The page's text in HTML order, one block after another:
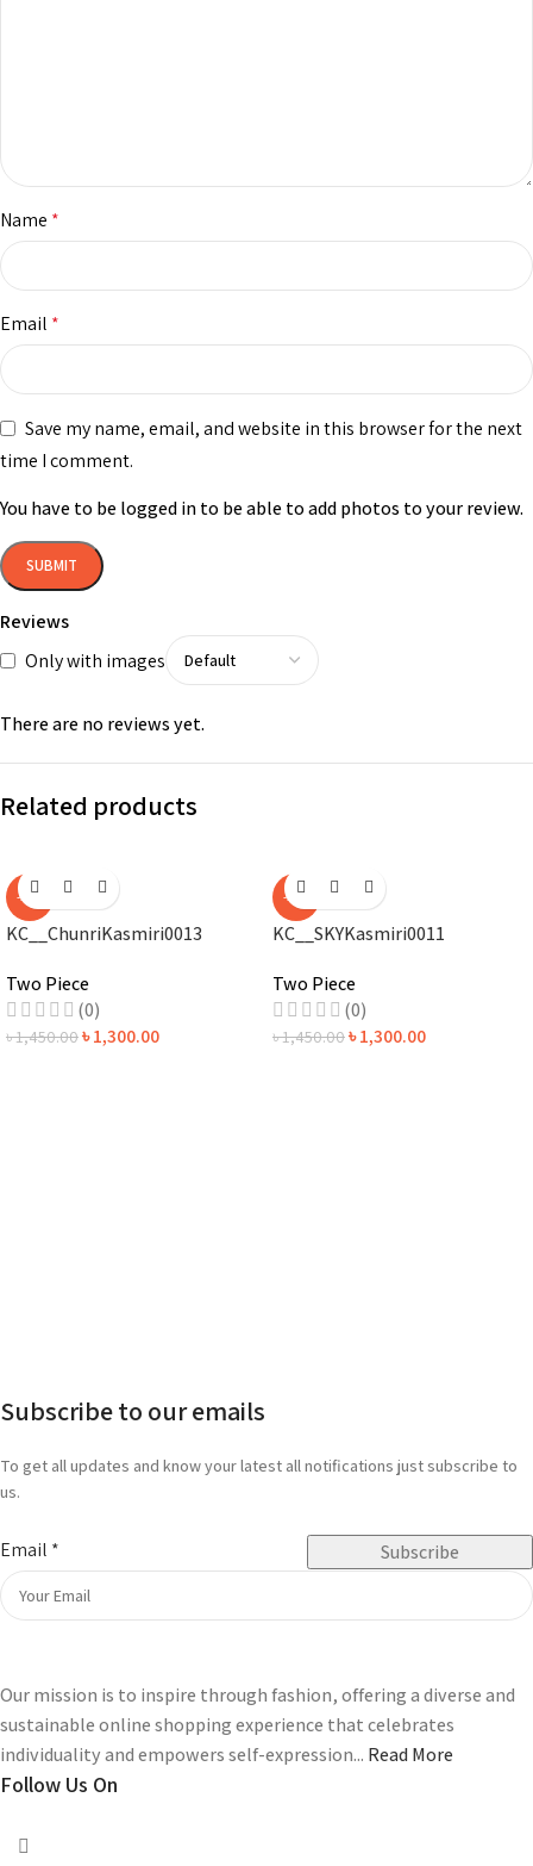
Reviews
Only with images
There are no reviews yet.
Name *
Email *
Save my name, email, and website in this browser for the next
time I comment.
You have to be logged in to be able to add photos to your review.
Related products
-10%
KC__ChunriKasmiri0013
Two Piece
(0)
৳1,450.00৳1,300.00
-10%
KC__SKYKasmiri0011
Two Piece
(0)
৳1,450.00৳1,300.00
Subscribe to our emails
To get all updates and know your latest all notifications just subscribe to
us.
Email * Subscribe
Our mission is to inspire through fashion, offering a diverse and
sustainable online shopping experience that celebrates
individuality and empowers self-expression... Read More
Follow Us On